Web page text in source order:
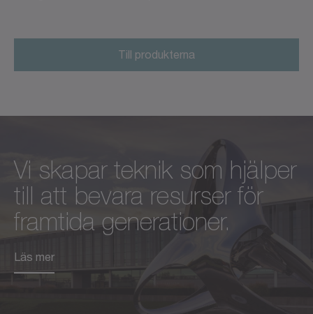
Till produkterna
Vi skapar teknik som hjälper
till att bevara resurser för
framtida generationer.
Läs mer
Under de senaste
decennierna har vi
kontinuerligt utvecklats och
omdefinierat oss själva.
Samtidigt glömmer vi aldrig
varifrån vi kommer.
Hållbara och socialt
ansvarsfulla affärsmetoder
är en långsiktig
framgångsfaktor och en
drivkraft för innovation för